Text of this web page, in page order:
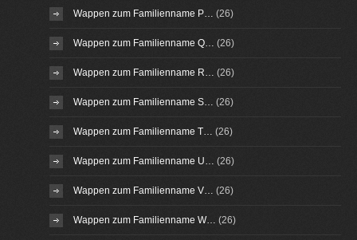
Wappen zum Familienname P… (26)
Wappen zum Familienname Q… (26)
Wappen zum Familienname R… (26)
Wappen zum Familienname S… (26)
Wappen zum Familienname T… (26)
Wappen zum Familienname U… (26)
Wappen zum Familienname V… (26)
Wappen zum Familienname W… (26)